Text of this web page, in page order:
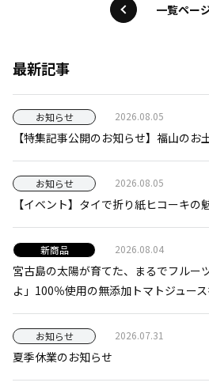
一覧ペー
最新記事
お知らせ 2026.08.05
【特集記事公開のお知らせ】福山のお
お知らせ 2026.08.05
【イベント】タイで折り紙ヒコーキの
新商品 2026.08.04
宮古島の太陽が育てた、まるでフルー
よ」100％使用の無添加トマトジュー
お知らせ 2026.07.31
夏季休業のお知らせ